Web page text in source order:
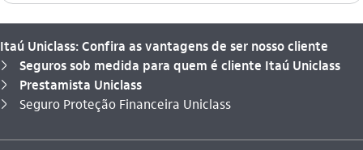
Itaú Uniclass: Confira as vantagens de ser nosso cliente
seta_direita Seguros sob medida para quem é cliente Itaú Uniclass
seta_direita Prestamista Uniclass
seta_direita
Você está aqui:
Seguro Proteção Financeira Uniclass